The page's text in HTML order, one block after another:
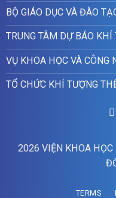
BỘ GIÁO DỤC VÀ ĐÀO
TRUNG TÂM DỰ BÁO KHÍ
VỤ KHOA HỌC VÀ CÔNG
TỔ CHỨC KHÍ TƯỢNG
2026 VIỆN KHOA HỌC
TERMS